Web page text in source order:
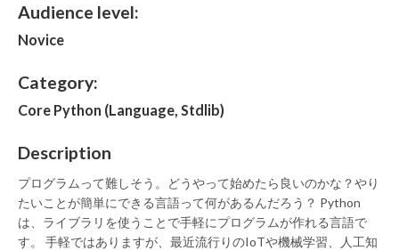
Audience level:
Novice
Category:
Core Python (Language, Stdlib)
Description
プログラムって難しそう。どうやって始めたら良いのかな？やり
たいことが簡単にできる言語って何があるんだろう？ Python
は、ライブラリを使うことで手軽にプログラムが作れる言語で
す。 手軽ではありますが、最近流行りのIoTや機械学習、人工知